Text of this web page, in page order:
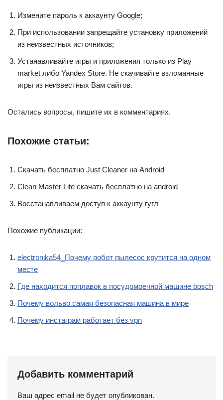
Измените пароль к аккаунту Google;
При использовании запрещайте установку приложений
из неизвестных источников;
Устанавливайте игры и приложения только из Play
market либо Yandex Store. Не скачивайте взломанные
игры из неизвестных Вам сайтов.
Остались вопросы, пишите их в комментариях.
Похожие статьи:
Скачать бесплатно Just Cleaner на Android
Clean Master Lite скачать бесплатно на android
Восстанавливаем доступ к аккаунту гугл
Похожие публикации:
electronika54_Почему робот пылесос крутится на одном
месте
Где находится поплавок в посудомоечной машине bosch
Почему вольво самая безопасная машина в мире
Почему инстаграм работает без vpn
Добавить комментарий
Ваш адрес email не будет опубликован.